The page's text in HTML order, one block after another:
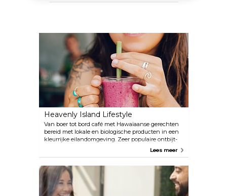
Heavenly Island Lifestyle
Van boer tot bord café met Hawaïaanse gerechten
bereid met lokale en biologische producten in een
kleurrijke eilandomgeving. Zeer populaire ontbijt-
Lees meer